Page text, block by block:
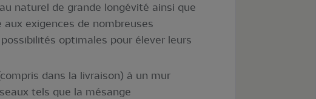
naturel de grande longévité ainsi que
exigences de nombreuses
optimales pour élever leurs
dans la livraison) à un mur
tels que la mésange